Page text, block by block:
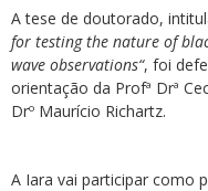
A tese de doutorado,
for testing the nature of
wave observations“, foi
orientação da Profª Drª
Drº Maurício Richartz.
A Iara vai participar como